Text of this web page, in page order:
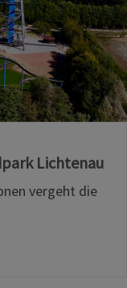
Lichtenau
vergeht die